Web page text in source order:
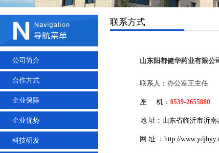
公司简介
合作方式
企业保障
企业优势
科技研发
联系方式
山东阳都健华药业有限公
联系人：办公室王主任
座 机： 0539-2655880
地 址：山东省临沂市沂
网 址 ： http://